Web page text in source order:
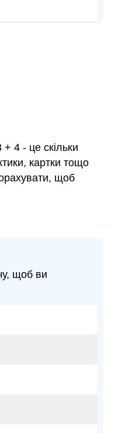
4 - це скільки
картки тощо
щоб
щоб ви